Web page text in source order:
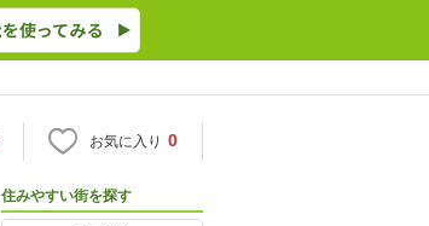
お気に入り 0
住みやすい街を探す